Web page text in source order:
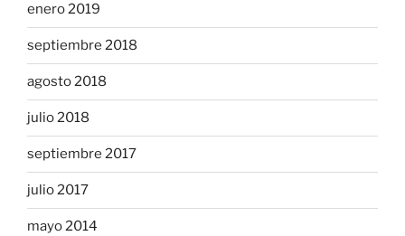
enero 2019
septiembre 2018
agosto 2018
julio 2018
septiembre 2017
julio 2017
mayo 2014